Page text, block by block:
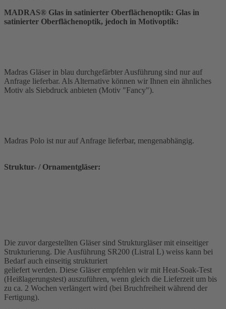
MADRAS® Glas in satinierter Oberflächenoptik: Glas in
satinierter Oberflächenoptik, jedoch in Motivoptik:
Madras Gläser in blau durchgefärbter Ausführung sind nur auf
Anfrage lieferbar. Als Alternative können wir Ihnen ein ähnliches
Motiv als Siebdruck anbieten (Motiv "Fancy").
Madras Polo ist nur auf Anfrage lieferbar, mengenabhängig.
Struktur- / Ornamentgläser:
Die zuvor dargestellten Gläser sind Strukturgläser mit einseitiger
Strukturierung. Die Ausführung SR200 (Listral L) weiss kann bei
Bedarf auch einseitig strukturiert
geliefert werden. Diese Gläser empfehlen wir mit Heat-Soak-Test
(Heißlagerungstest) auszuführen, wenn gleich die Lieferzeit um bis
zu ca. 2 Wochen verlängert wird (bei Bruchfreiheit während der
Fertigung).